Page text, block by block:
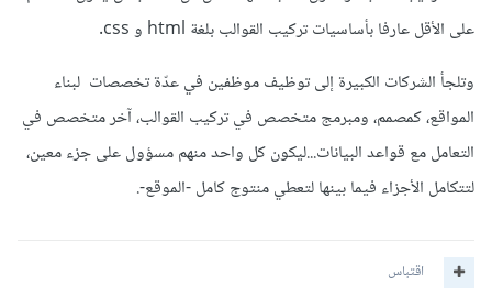
على الأقل عارفا بأساسيات تركيب القوالب بلغة html و css.
وتلجأ الشركات الكبيرة إلى توظيف موظفين في عدّة تخصصات لبناء
المواقع، كمصمم، ومبرمج متخصص في تركيب القوالب، آخر متخصص في
التعامل مع قواعد البيانات...ليكون كل واحد منهم مسؤول على جزء معين،
لتتكامل الأجزاء فيما بينها لتعطي منتوج كامل -الموقع-.
اقتباس